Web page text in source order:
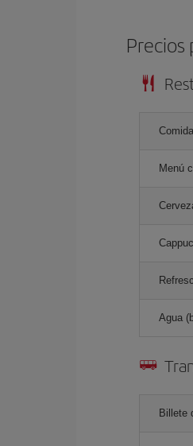
Precios
Menú
Agua
Billete